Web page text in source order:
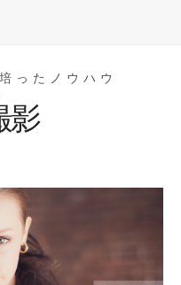
ったノウハウ
影